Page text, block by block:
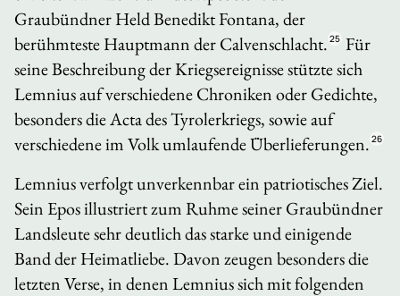
Graubündner Held Benedikt Fontana, der
berühmteste Hauptmann der Calvenschlacht. 25 Für
seine Beschreibung der Kriegsereignisse stützte sich
Lemnius auf verschiedene Chroniken oder Gedichte,
besonders dieActa des Tyrolerkriegs, sowie auf
verschiedene im Volk umlaufende Überlieferungen. 26
Lemnius verfolgt unverkennbar ein patriotisches Ziel.
Sein Epos illustriert zum Ruhme seiner Graubündner
Landsleute sehr deutlich das starke und einigende
Band der Heimatliebe. Davon zeugen besonders die
letzten Verse, in denen Lemnius sich mit folgenden